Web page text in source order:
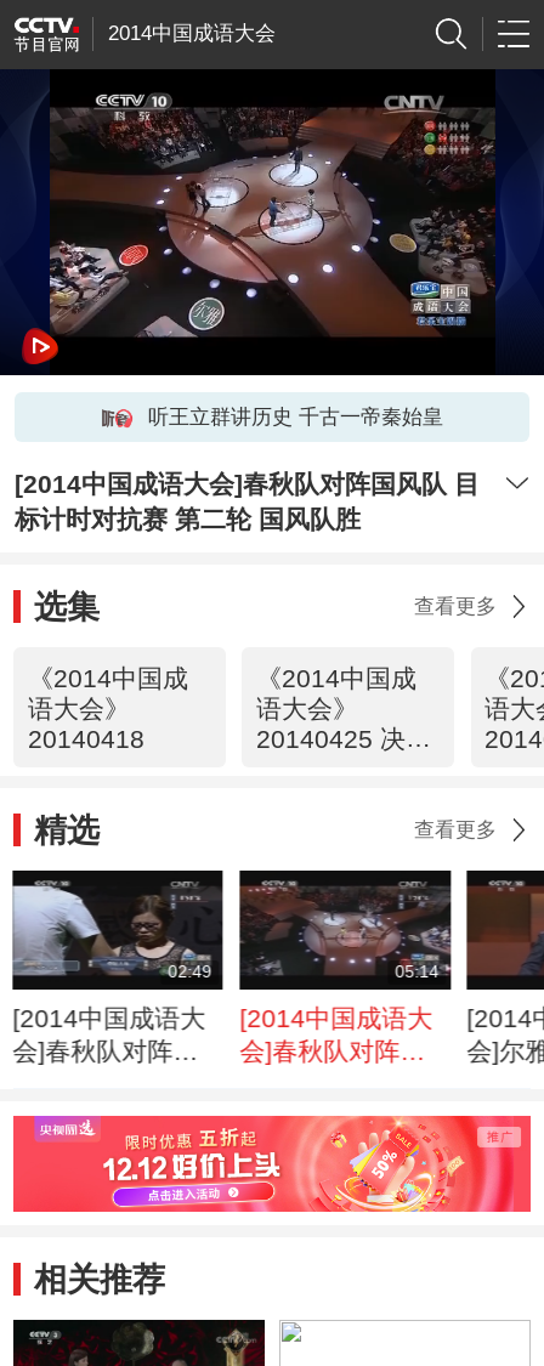
2014中国成语大会
听王立群讲历史 千古一帝秦始皇
[2014中国成语大会]春秋队对阵国风队 目
标计时对抗赛 第二轮 国风队胜
选集 查看更多
《2014中国成
语大会》
20140418
《2014中国成
语大会》
20140425 决赛
《
语大
精选 查看更多
02:49
[2014中国成语大
会]春秋队对阵尔
抗赛 第一轮 春秋
队胜
05:14
[2014中国成语大
会]春秋队对阵国
抗赛 第二轮 国风
队胜
[2014
会]尔
抗赛
队胜
相关推荐